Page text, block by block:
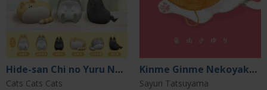
Hide-san Chi no Yuru Neko Nikki Mini Figure Capsule (Gacha)
Cats Cats Cats
Kinme Ginme Nekoyakata Vol 2 (Japansk)
Sayuri Tatsuyama